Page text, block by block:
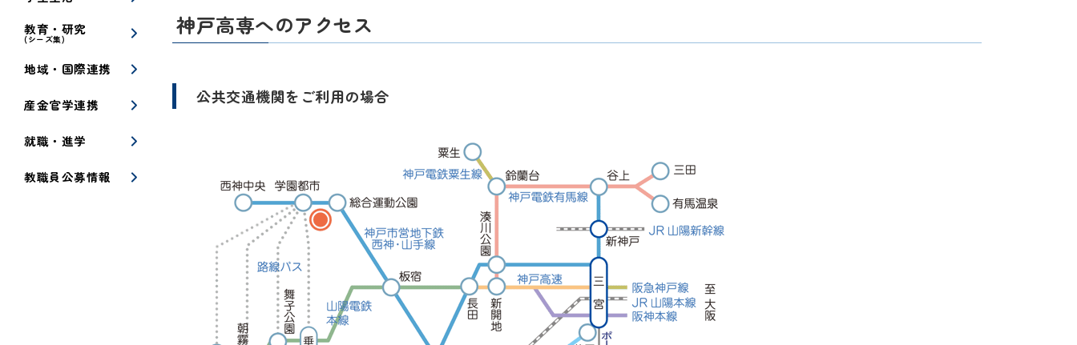
教育・研究
(シーズ集)
地域・国際連携
産金官学連携
就職・進学
教職員公募情報
神戸高専へのアクセス
公共交通機関をご利用の場合